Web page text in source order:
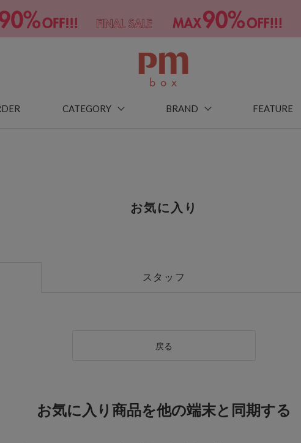
CATEGORY BRAND FEATURE
お気に入り
スタッフ
戻る
お気に入り商品を他の端末と同期する